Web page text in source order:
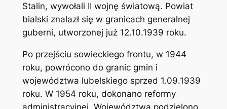
Stalin, wywołali II wojnę światową. Powiat
bialski znalazł się w granicach generalnej
guberni, utworzonej już 12.10.1939 roku.
Po przejściu sowieckiego frontu, w 1944
roku, powrócono do granic gmin i
województwa lubelskiego sprzed 1.09.1939
roku. W 1954 roku, dokonano reformy
administracyjnej. Województwa podzielono